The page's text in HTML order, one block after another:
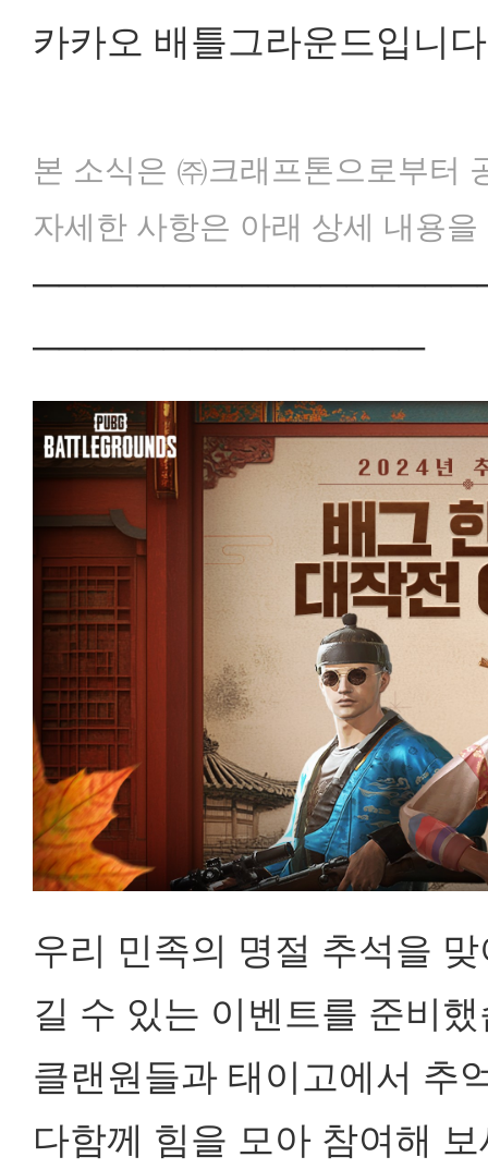
카카오 배틀그라운드입니
본 소식은 ㈜크래프톤으로부터
자세한 사항은 아래 상세 내용
───────────────
우리 민족의 명절 추석을
길 수 있는 이벤트를 준비
클랜원들과 태이고에서 추
다함께 힘을 모아 참여해